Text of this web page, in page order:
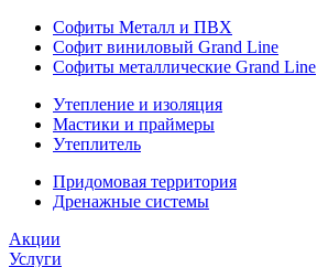
Софиты Металл и ПВХ
Софит виниловый Grand Line
Софиты металлические Grand Line
Утепление и изоляция
Мастики и праймеры
Утеплитель
Придомовая территория
Дренажные системы
Акции
Услуги